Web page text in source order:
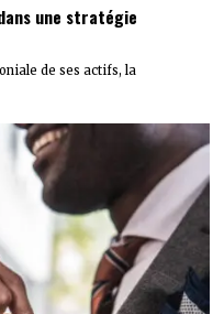
une stratégie
de ses actifs, la